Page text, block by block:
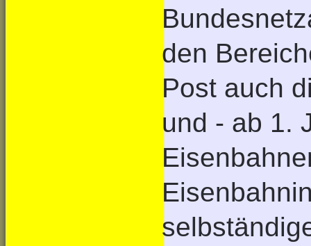
den
Post auch
und - ab 1.